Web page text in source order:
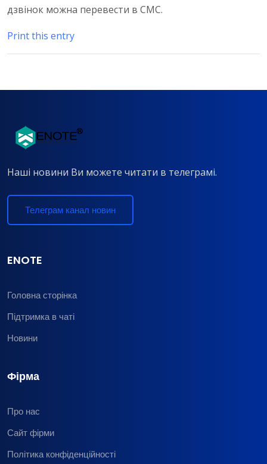
дзвінок можна перевести в СМС.
Print this entry
Наші новини Ви можете читати в телеграмі.
Телеграм канал новин
ENOTE
Головна сторінка
Підтримка в чаті
Новини
Фірма
Про нас
Сайт фірми
Політика конфіденційності